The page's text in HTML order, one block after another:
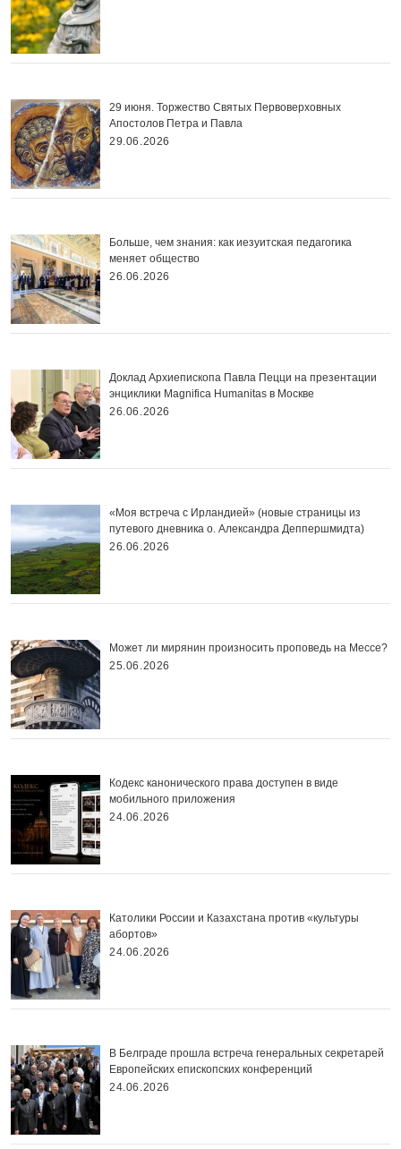
29 июня. Торжество Святых Первоверховных
Апостолов Петра и Павла
29.06.2026
Больше, чем знания: как иезуитская педагогика
меняет общество
26.06.2026
Доклад Архиепископа Павла Пецци на презентации
энциклики Magnifica Нumanitas в Москве
26.06.2026
«Моя встреча с Ирландией» (новые страницы из
путевого дневника о. Александра Деппершмидта)
26.06.2026
Может ли мирянин произносить проповедь на Мессе?
25.06.2026
Кодекс канонического права доступен в виде
мобильного приложения
24.06.2026
Католики России и Казахстана против «культуры
абортов»
24.06.2026
В Белграде прошла встреча генеральных секретарей
Европейских епископских конференций
24.06.2026